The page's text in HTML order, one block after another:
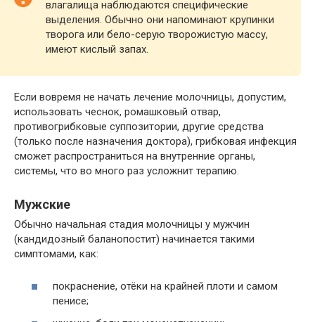
влагалища наблюдаются специфические
выделения. Обычно они напоминают крупинки
творога или бело-серую творожистую массу,
имеют кислый запах.
Если вовремя не начать лечение молочницы, допустим,
использовать чеснок, ромашковый отвар,
противогрибковые суппозитории, другие средства
(только после назначения доктора), грибковая инфекция
сможет распространиться на внутренние органы,
системы, что во много раз усложнит терапию.
Мужские
Обычно начальная стадия молочницы у мужчин
(кандидозный баланопостит) начинается такими
симптомами, как:
покраснение, отёки на крайней плоти и самом
пенисе;